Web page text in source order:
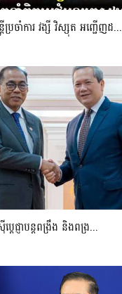
ប្រចាំការ វង្សី វិស្សុត អញ្ជើញដ...
ប្ដេជ្ញាបន្តពង្រឹង និងពង្រ...